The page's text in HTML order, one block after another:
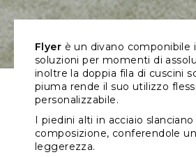
Flyer è un divano componibile
soluzioni per momenti di
inoltre la doppia fila di cuscini
piuma rende il suo utilizzo
personalizzabile.
I piedini alti in acciaio slanciano
composizione, conferendole
leggerezza.